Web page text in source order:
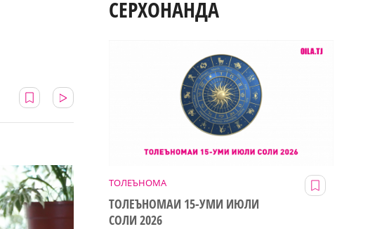
СЕРХОНАНДА
ТОЛЕЪНОМА
ТОЛЕЪНОМАИ 15-УМИ ИЮЛИ
СОЛИ 2026